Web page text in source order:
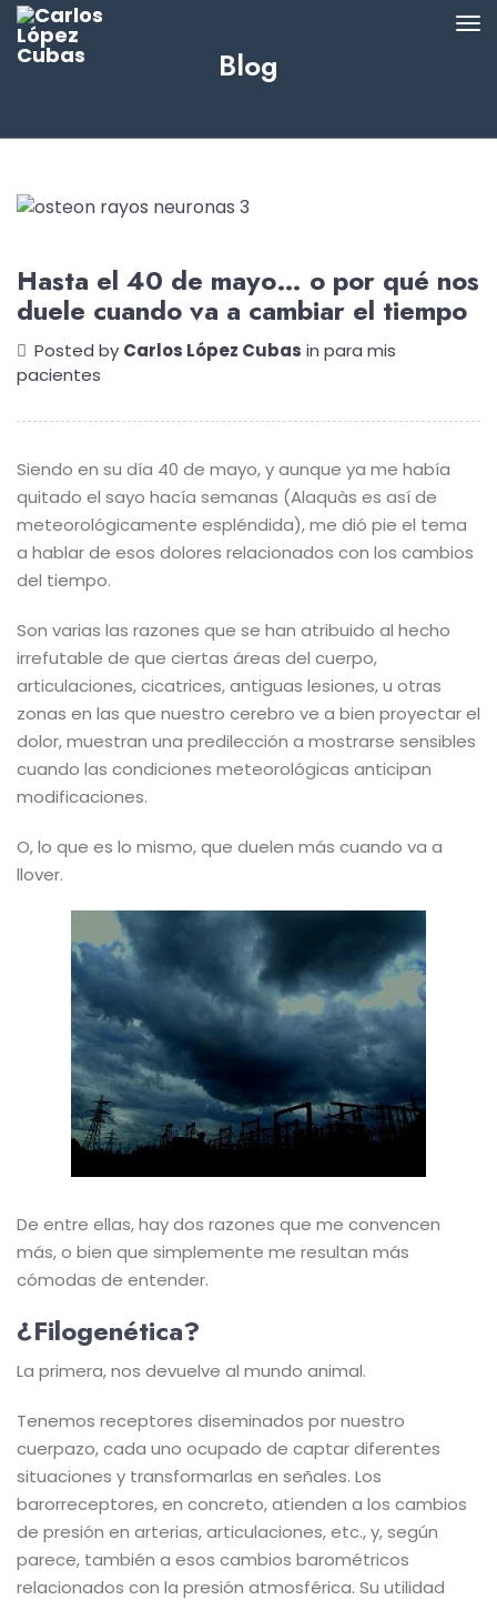
Blog
Hasta el 40 de mayo… o por qué nos
duele cuando va a cambiar el tiempo
Posted by Carlos López Cubas in para mis
pacientes
Siendo en su día 40 de mayo, y aunque ya me había
quitado el sayo hacía semanas (Alaquàs es así de
meteorológicamente espléndida), me dió pie el tema
a hablar de esos dolores relacionados con los cambios
del tiempo.
Son varias las razones que se han atribuido al hecho
irrefutable de que ciertas áreas del cuerpo,
articulaciones, cicatrices, antiguas lesiones, u otras
zonas en las que nuestro cerebro ve a bien proyectar el
dolor, muestran una predilección a mostrarse sensibles
cuando las condiciones meteorológicas anticipan
modificaciones.
O, lo que es lo mismo, que duelen más cuando va a
llover.
De entre ellas, hay dos razones que me convencen
más, o bien que simplemente me resultan más
cómodas de entender.
¿Filogenética?
La primera, nos devuelve al mundo animal.
Tenemos receptores diseminados por nuestro
cuerpazo, cada uno ocupado de captar diferentes
situaciones y transformarlas en señales. Los
barorreceptores, en concreto, atienden a los cambios
de presión en arterias, articulaciones, etc., y, según
parece, también a esos cambios barométricos
relacionados con la presión atmosférica. Su utilidad